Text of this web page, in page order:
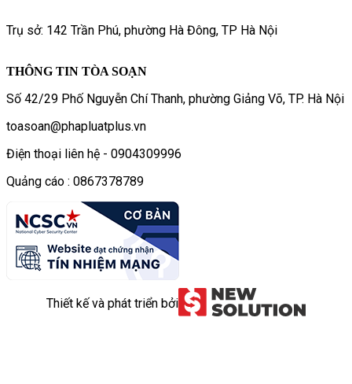
Trụ sở: 142 Trần Phú, phường Hà Đông, TP Hà Nội
THÔNG TIN TÒA SOẠN
Số 42/29 Phố Nguyễn Chí Thanh, phường Giảng Võ, TP. Hà Nội
toasoan@phapluatplus.vn
Điện thoại liên hệ - 0904309996
Quảng cáo : 0867378789
Thiết kế và phát triển bởi